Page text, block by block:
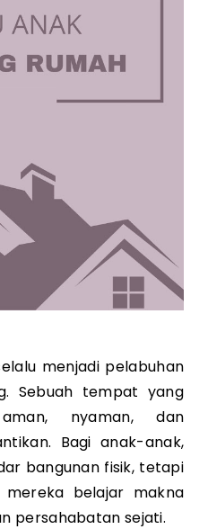
menjadi pelabuhan
Sebuah tempat yang
nyaman, dan
Bagi anak-anak,
bangunan fisik, tetapi
belajar makna
persahabatan sejati.